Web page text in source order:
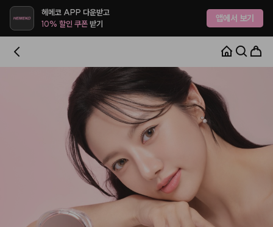
헤메코 APP 다운받고
10% 할인 쿠폰받기 앱에서 보기